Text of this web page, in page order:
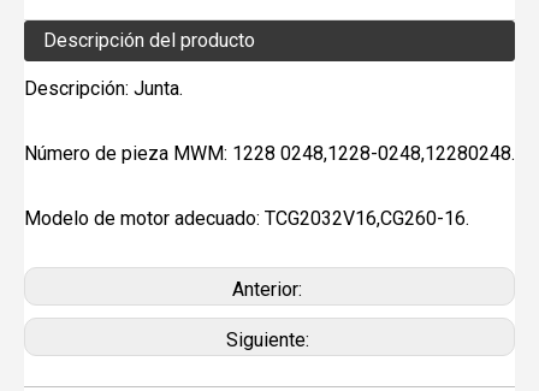
Descripción del producto
Descripción: Junta.
Número de pieza MWM: 1228 0248,1228-0248,12280248.
Modelo de motor adecuado: TCG2032V16,CG260-16.
Anterior:
Siguiente: